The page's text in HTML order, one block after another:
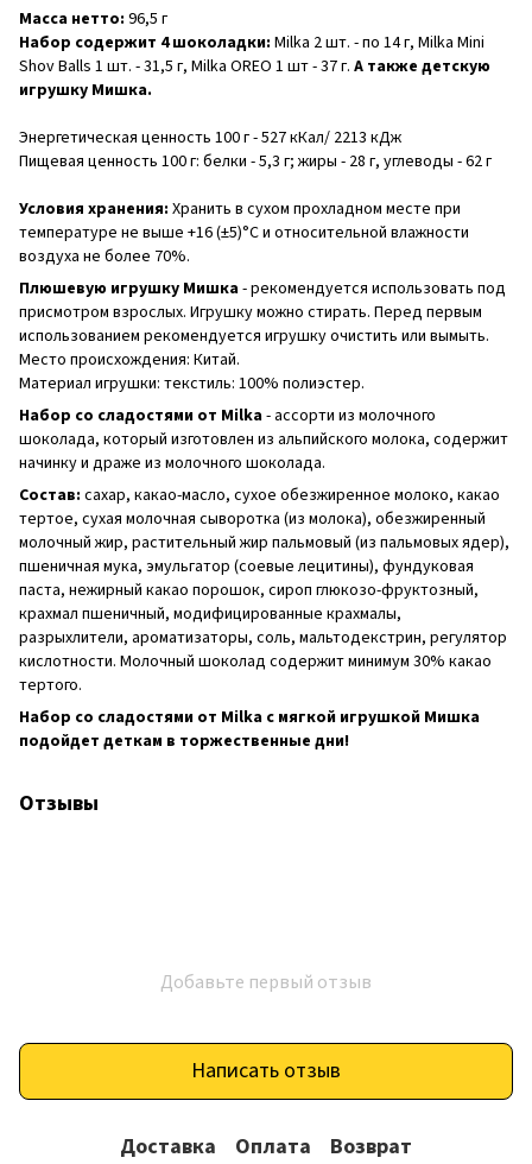
Масса нетто: 96,5 г
Набор содержит 4 шоколадки: Milka 2 шт. - по 14 г, Milka Mini
Shov Balls 1 шт. - 31,5 г, Milka OREO 1 шт - 37 г. А также детскую
игрушку Мишка.
Энергетическая ценность 100 г - 527 кКал/ 2213 кДж
Пищевая ценность 100 г: белки - 5,3 г; жиры - 28 г, углеводы - 62 г
Условия хранения: Хранить в сухом прохладном месте при
температуре не выше +16 (±5)°C и относительной влажности
воздуха не более 70%.
Плюшевую игрушку Мишка- рекомендуется использовать под
присмотром взрослых. Игрушку можно стирать. Перед первым
использованием рекомендуется игрушку очистить или вымыть.
Место происхождения: Китай.
Материал игрушки: текстиль: 100% полиэстер.
Набор со сладостями от Milka- ассорти из молочного
шоколада, который изготовлен из альпийского молока, содержит
начинку и драже из молочного шоколада.
Состав: сахар, какао-масло, сухое обезжиренное молоко, какао
тертое, сухая молочная сыворотка (из молока), обезжиренный
молочный жир, растительный жир пальмовый (из пальмовых ядер),
пшеничная мука, эмульгатор (соевые лецитины), фундуковая
паста, нежирный какао порошок, сироп глюкозо-фруктозный,
крахмал пшеничный, модифицированные крахмалы,
разрыхлители, ароматизаторы, соль, мальтодекстрин, регулятор
кислотности. Молочный шоколад содержит минимум 30% какао
тертого.
Набор со сладостями от Milka с мягкой игрушкой Мишка
подойдет деткам в торжественные дни!
Отзывы
Добавьте первый отзыв
Написать отзыв
Доставка Оплата Возврат